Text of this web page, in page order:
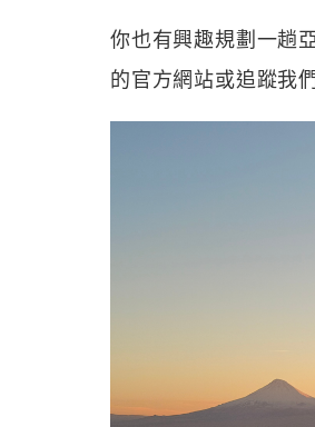
你也有興趣規劃一趟
的官方網站或追蹤我